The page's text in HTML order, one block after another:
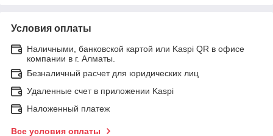
Условия оплаты
Наличными, банковской картой или Kaspi QR в офисе
компании в г. Алматы.
Безналичный расчет для юридических лиц
Удаленные счет в приложении Kaspi
Наложенный платеж
Все условия оплаты